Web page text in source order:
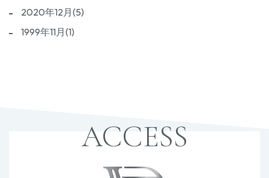
2020年12月(5)
1999年11月(1)
ACCESS